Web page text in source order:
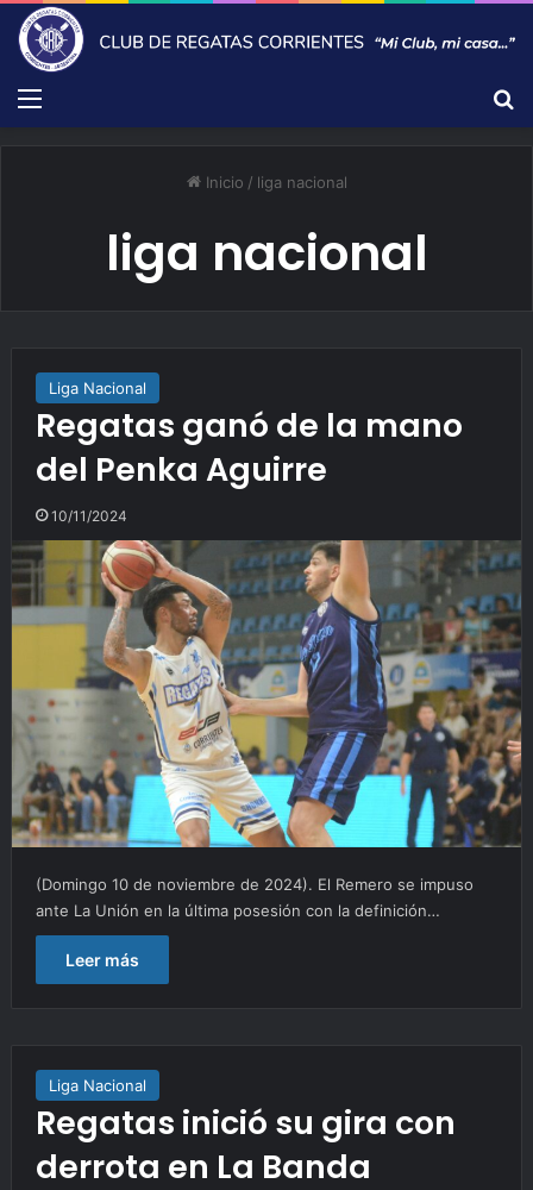
Menú
Inicio / liga nacional
liga nacional
Liga Nacional
Regatas ganó de la mano
del Penka Aguirre
10/11/2024
(Domingo 10 de noviembre de 2024). El Remero se impuso
ante La Unión en la última posesión con la definición…
Leer más
Liga Nacional
Regatas inició su gira con
derrota en La Banda